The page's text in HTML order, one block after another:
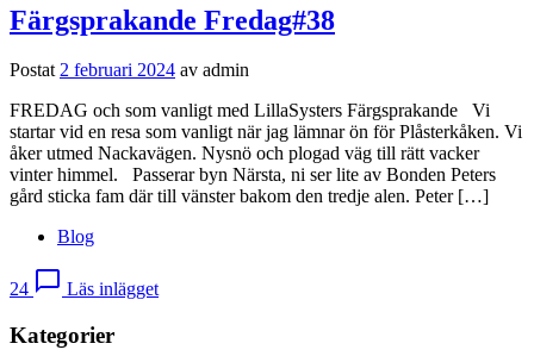
Färgsprakande Fredag#38
Postat2 februari 2024 av admin
FREDAG och som vanligt med LillaSysters Färgsprakande Vi
startar vid en resa som vanligt när jag lämnar ön för Plåsterkåken. Vi
åker utmed Nackavägen. Nysnö och plogad väg till rätt vacker
vinter himmel. Passerar byn Närsta, ni ser lite av Bonden Peters
gård sticka fam där till vänster bakom den tredje alen. Peter […]
Blog
24 chat_bubble_outline Läs inlägget
Kategorier